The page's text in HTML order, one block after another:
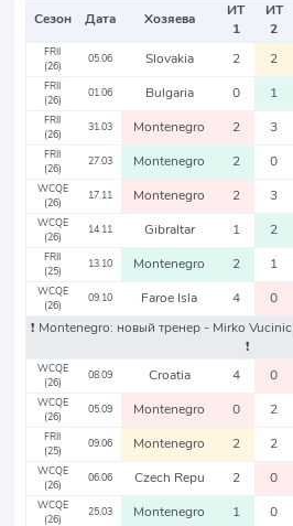
Сезон Дата Хозяева
ИТ
1
ИТ
2
FRII
(26)
05.06 Slovakia 2 2
FRII
(26)
01.06 Bulgaria 0 1
FRII
(26)
31.03 Montenegro 2 3
FRII
(26)
27.03 Montenegro 2 0
WCQE
(26)
17.11 Montenegro 2 3
WCQE
(26)
14.11 Gibraltar 1 2
FRII
(25)
13.10 Montenegro 2 1
WCQE
(26)
09.10 Faroe Isla 4 0
❗️ Montenegro: новый тренер - Mirko Vucinic
❗️
WCQE
(26)
08.09 Croatia 4 0
WCQE
(26)
05.09 Montenegro 0 2
FRII
(25)
09.06 Montenegro 2 2
WCQE
(26)
06.06 Czech Repu 2 0
WCQE
(26)
25.03 Montenegro 1 0